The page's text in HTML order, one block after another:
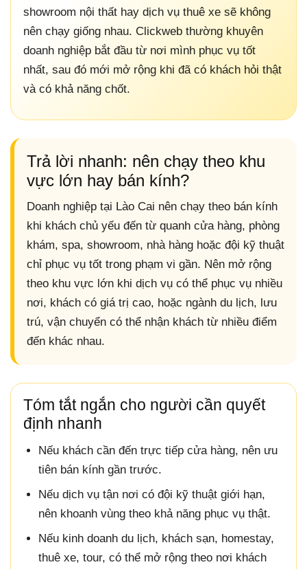
showroom nội thất hay dịch vụ thuê xe sẽ không
nên chạy giống nhau. Clickweb thường khuyên
doanh nghiệp bắt đầu từ nơi mình phục vụ tốt
nhất, sau đó mới mở rộng khi đã có khách hỏi thật
và có khả năng chốt.
Trả lời nhanh: nên chạy theo khu
vực lớn hay bán kính?
Doanh nghiệp tại Lào Cai nên chạy theo bán kính
khi khách chủ yếu đến từ quanh cửa hàng, phòng
khám, spa, showroom, nhà hàng hoặc đội kỹ thuật
chỉ phục vụ tốt trong phạm vi gần. Nên mở rộng
theo khu vực lớn khi dịch vụ có thể phục vụ nhiều
nơi, khách có giá trị cao, hoặc ngành du lịch, lưu
trú, vận chuyển có thể nhận khách từ nhiều điểm
đến khác nhau.
Tóm tắt ngắn cho người cần quyết
định nhanh
Nếu khách cần đến trực tiếp cửa hàng, nên ưu
tiên bán kính gần trước.
Nếu dịch vụ tận nơi có đội kỹ thuật giới hạn,
nên khoanh vùng theo khả năng phục vụ thật.
Nếu kinh doanh du lịch, khách sạn, homestay,
thuê xe, tour, có thể mở rộng theo nơi khách